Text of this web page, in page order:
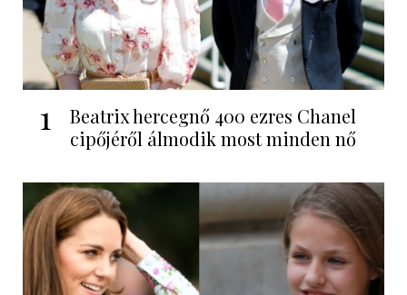
1
Beatrix hercegnő 400 ezres Chanel
cipőjéről álmodik most minden nő